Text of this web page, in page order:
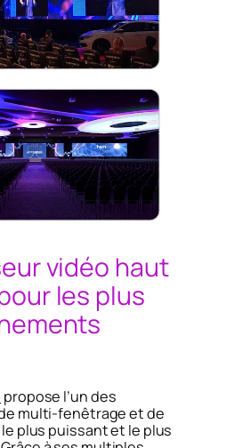
vidéo haut
les plus
propose l’un des
multi-fenêtrage et de
plus puissant et le plus